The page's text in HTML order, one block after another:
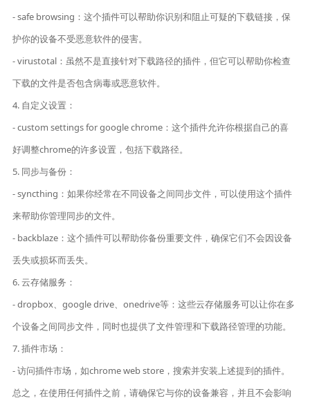
- safe browsing：这个插件可以帮助你识别和阻止可疑的下载链接，保
护你的设备不受恶意软件的侵害。
- virustotal：虽然不是直接针对下载路径的插件，但它可以帮助你检查
下载的文件是否包含病毒或恶意软件。
4. 自定义设置：
- custom settings for google chrome：这个插件允许你根据自己的喜
好调整chrome的许多设置，包括下载路径。
5. 同步与备份：
- syncthing：如果你经常在不同设备之间同步文件，可以使用这个插件
来帮助你管理同步的文件。
- backblaze：这个插件可以帮助你备份重要文件，确保它们不会因设备
丢失或损坏而丢失。
6. 云存储服务：
- dropbox、google drive、onedrive等：这些云存储服务可以让你在多
个设备之间同步文件，同时也提供了文件管理和下载路径管理的功能。
7. 插件市场：
- 访问插件市场，如chrome web store，搜索并安装上述提到的插件。
总之，在使用任何插件之前，请确保它与你的设备兼容，并且不会影响